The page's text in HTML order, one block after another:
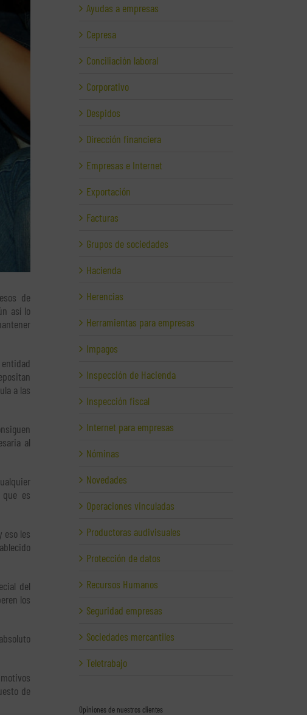
de
así lo
a las
al
es
eso les
del
los
de
Ayudas a empresas
Cepresa
Conciliación laboral
Corporativo
Despidos
Dirección financiera
Empresas e Internet
Exportación
Facturas
Grupos de sociedades
Hacienda
Herencias
Herramientas para empresas
Impagos
Inspección de Hacienda
Inspección fiscal
Internet para empresas
Nóminas
Novedades
Operaciones vinculadas
Productoras audivisuales
Protección de datos
Recursos Humanos
Seguridad empresas
Sociedades mercantiles
Teletrabajo
Opiniones de nuestros clientes